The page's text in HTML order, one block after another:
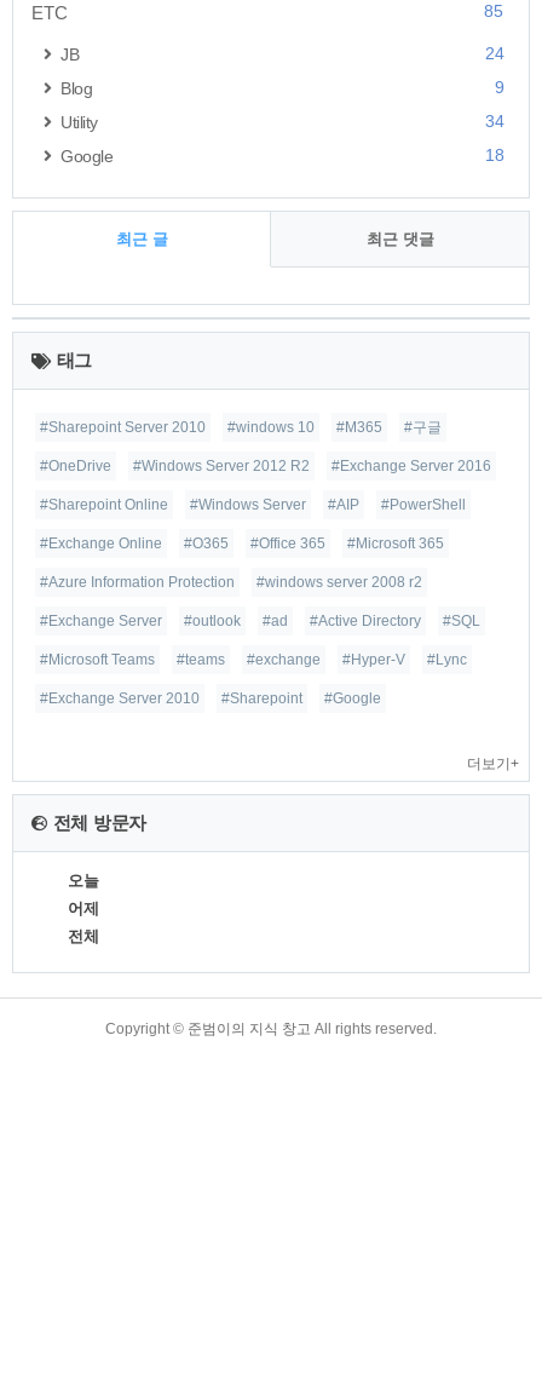
ETC 85
JB
24
Blog
9
Utility
34
Google
18
최근 글 최근 댓글
최
근
글 태그
#Sharepoint Server 2010 #windows 10 #M365 #구글
#OneDrive #Windows Server 2012 R2 #Exchange Server 2016
#Sharepoint Online #Windows Server #AIP #PowerShell
#Exchange Online #O365 #Office 365 #Microsoft 365
#Azure Information Protection #windows server 2008 r2
#Exchange Server #outlook #ad #Active Directory #SQL
#Microsoft Teams #teams #exchange #Hyper-V #Lync
#Exchange Server 2010 #Sharepoint #Google
더보기+
전체 방문자
오늘
어제
전체
Copyright © 준범이의 지식 창고 All rights reserved.
TistoryWhaleSkin3.4